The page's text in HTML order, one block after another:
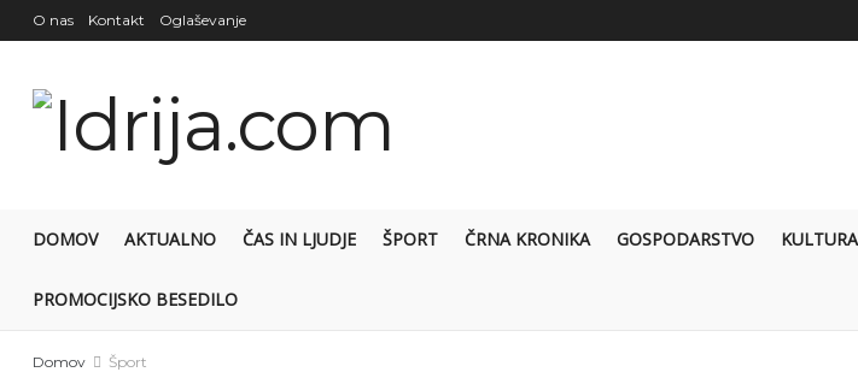
O nas Kontakt Oglaševanje
DOMOV AKTUALNO ČAS IN LJUDJE ŠPORT ČRNA KRONIKA GOSPODARSTVO KULTURA
PROMOCIJSKO BESEDILO
Domov Šport